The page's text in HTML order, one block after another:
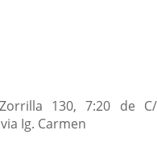
130, 7:20 de C/
Ig. Carmen